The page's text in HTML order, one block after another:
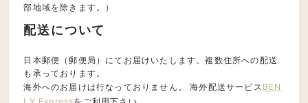
部地域を除きます。）
配送について
日本郵便（郵便局）にてお届けいたします。複数住所への配送
も承っております。
海外へのお届けは行なっておりません。 海外配送サービス BEN